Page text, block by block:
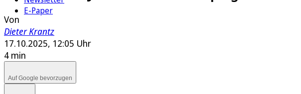
E-Paper
Von
Dieter Krantz
17.10.2025, 12:05 Uhr
4 min
Auf Google bevorzugen